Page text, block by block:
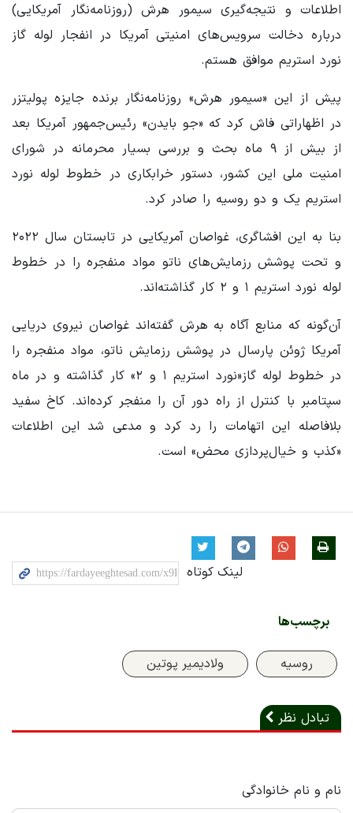
اطلاعات و نتیجه‌گیری سیمور هرش (روزنامه‌نگار آمریکایی)
درباره دخالت سرویس‌های امنیتی آمریکا در انفجار لوله گاز
نورد استریم موافق هستم.
پیش از این «سیمور هرش» روزنامه‌نگار برنده جایزه پولیتزر
در اظهاراتی فاش کرد که «جو بایدن» رئیس‌جمهور آمریکا بعد
از بیش از ۹ ماه بحث و بررسی بسیار محرمانه در شورای
امنیت ملی این کشور، دستور خرابکاری در خطوط لوله نورد
استریم یک و دو روسیه را صادر کرد.
بنا به این افشاگری، غواصان آمریکایی در تابستان سال ۲۰۲۲
و تحت پوشش رزمایش‌های ناتو مواد منفجره را در خطوط
لوله نورد استریم ۱ و ۲ کار گذاشته‌اند.
آن‌گونه که منابع آگاه به هرش گفته‌اند غواصان نیروی دریایی
آمریکا ژوئن پارسال در پوشش رزمایش ناتو، مواد منفجره را
در خطوط لوله گاز«نورد استریم ۱ و ۲» کار گذاشته و در ماه
سپتامبر با کنترل از راه دور آن را منفجر کرده‌اند. کاخ سفید
بلافاصله این اتهامات را رد کرد و مدعی شد این اطلاعات
«کذب و خیال‌پردازی محض» است.
لینک کوتاه
برچسب‌ها
روسیه ولادیمیر پوتین
تبادل نظر
نام و نام خانوادگی